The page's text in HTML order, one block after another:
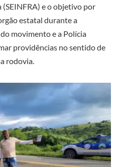
e o objetivo por
estatal durante a
movimento e a Polícia
providências no sentido de
rodovia.